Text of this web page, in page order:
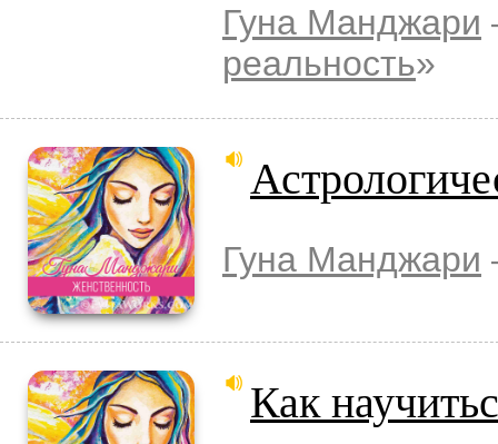
Гуна Манджари
реальность»
Гуна Манджари
Как